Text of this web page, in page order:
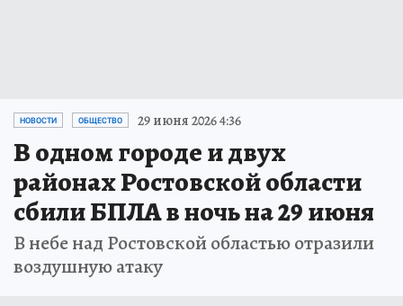
НОВОСТИ ОБЩЕСТВО 29 июня 2026 4:36
В одном городе и двух
районах Ростовской области
сбили БПЛА в ночь на 29 июня
В небе над Ростовской областью отразили
воздушную атаку